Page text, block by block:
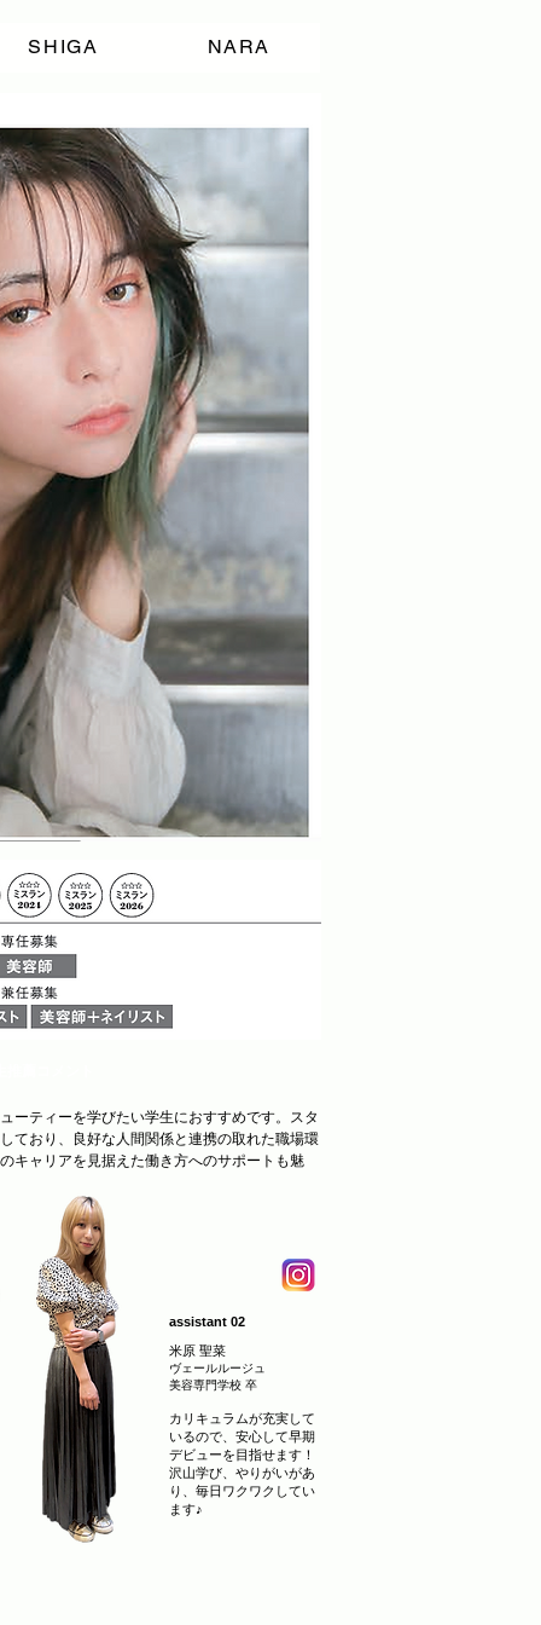
SHIGA NARA
ーティーを学びたい学生におすすめです。スタ
ており、良好な人間関係と連携の取れた職場環
キャリアを見据えた働き方へのサポートも魅
assistant 02
米原 聖菜
ヴェールルージュ
美容専門学校 卒
カリキュラムが充実して
いるので、安心して早期
デビューを目指せます！
沢山学び、やりがいがあ
り、毎日ワクワクしてい
ます♪